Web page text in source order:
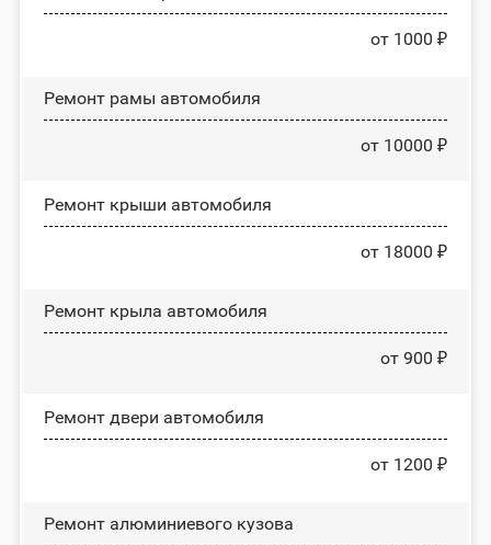
от 1000 ₽
Ремонт рамы автомобиля
от 10000 ₽
Ремонт крыши автомобиля
от 18000 ₽
Ремонт крыла автомобиля
от 900 ₽
Ремонт двери автомобиля
от 1200 ₽
Ремонт алюминиевого кузова